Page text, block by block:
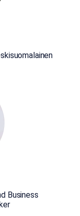
Business